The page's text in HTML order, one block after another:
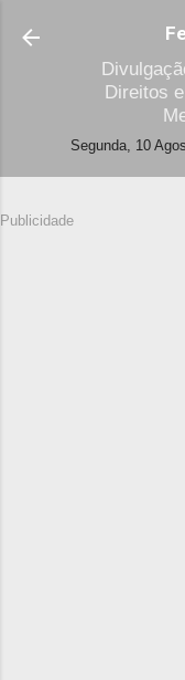
Avançar
Direitos
Segunda, 10
Publicidade